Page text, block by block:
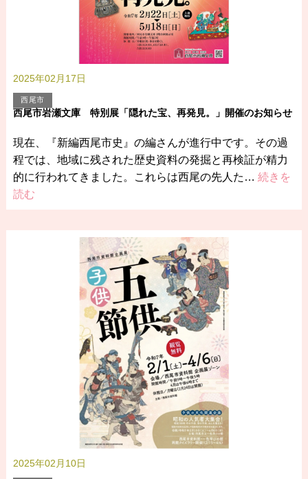
2025年02月17日
西尾市
西尾市岩瀬文庫 特別展「隠れた宝、再発見。」開催のお知らせ
現在、『新編西尾市史』の編さんが進行中です。その過
程では、地域に残された歴史資料の発掘と再検証が精力
的に行われてきました。これらは西尾の先人た… 続きを
読む
2025年02月10日